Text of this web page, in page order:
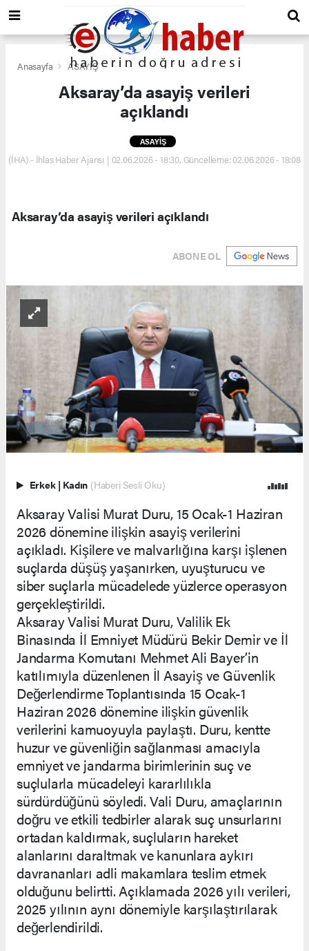
Anasayfa ASAYİŞ
Aksaray’da asayiş verileri
açıklandı
ASAYİŞ
(İHA) - İhlas Haber Ajansı | 02.06.2026 - 18:30, Güncelleme: 02.06.2026 - 18:08
Aksaray’da asayiş verileri açıklandı
ABONE OL
Erkek | Kadın (Haberi Sesli Oku)
Aksaray Valisi Murat Duru, 15 Ocak-1 Haziran
2026 dönemine ilişkin asayiş verilerini
açıkladı. Kişilere ve malvarlığına karşı işlenen
suçlarda düşüş yaşanırken, uyuşturucu ve
siber suçlarla mücadelede yüzlerce operasyon
gerçekleştirildi.
Aksaray Valisi Murat Duru, Valilik Ek
Binasında İl Emniyet Müdürü Bekir Demir ve İl
Jandarma Komutanı Mehmet Ali Bayer’in
katılımıyla düzenlenen İl Asayiş ve Güvenlik
Değerlendirme Toplantısında 15 Ocak-1
Haziran 2026 dönemine ilişkin güvenlik
verilerini kamuoyuyla paylaştı. Duru, kentte
huzur ve güvenliğin sağlanması amacıyla
emniyet ve jandarma birimlerinin suç ve
suçlularla mücadeleyi kararlılıkla
sürdürdüğünü söyledi. Vali Duru, amaçlarının
doğru ve etkili tedbirler alarak suç unsurlarını
ortadan kaldırmak, suçluların hareket
alanlarını daraltmak ve kanunlara aykırı
davrananları adli makamlara teslim etmek
olduğunu belirtti. Açıklamada 2026 yılı verileri,
2025 yılının aynı dönemiyle karşılaştırılarak
değerlendirildi.